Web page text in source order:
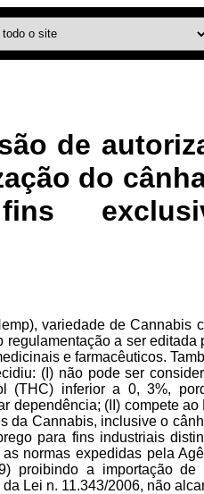
de
do
variedade de Cannabis
regulamentação a ser
e farmacêuticos.
(I) não pode ser
(THC) inferior a 0, 3%,
dependência; (II) compete
da Cannabis, inclusive o
para fins industriais
normas expedidas pela
proibindo a importação
Lei n. 11.343/2006, não